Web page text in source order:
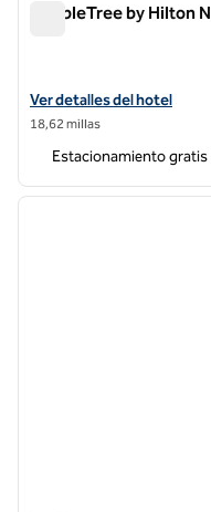
DoubleTree by Hilton
Ver detalles del hotel
Ver detalles del hotel
18,62 millas
Estacionamiento gratis
1 de 7